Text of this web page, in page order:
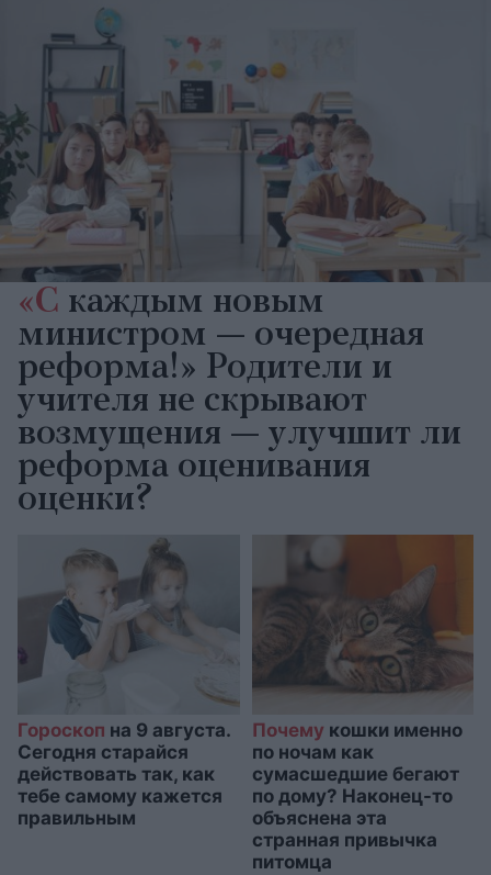
«С каждым новым
министром — очередная
реформа!» Родители и
учителя не скрывают
возмущения — улучшит ли
реформа оценивания
оценки?
Гороскоп на 9 августа.
Сегодня старайся
действовать так, как
тебе самому кажется
правильным
Почему кошки именно
по ночам как
сумасшедшие бегают
по дому? Наконец-то
объяснена эта
странная привычка
питомца